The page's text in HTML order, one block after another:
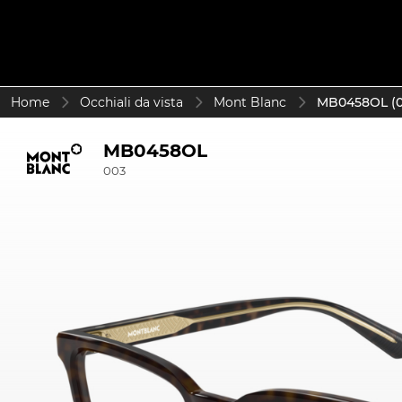
Home Occhiali da vista Mont Blanc MB0458OL
MB0458OL
003